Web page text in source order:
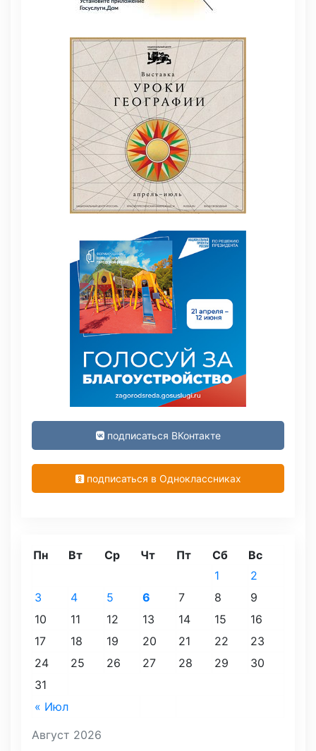
подписаться ВКонтакте
подписаться в Одноклассниках
Август 2026
Пн Вт Ср Чт Пт Сб Вс
« Июл
1
2
3
4 5 6 7 8
9
10
11 12 13 14 15
16
17
18 19 20 21 22
23
24
25 26 27 28 29
30
31